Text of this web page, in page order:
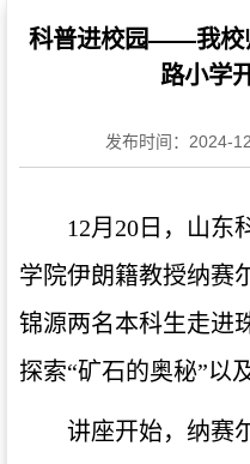
科普进校园——我校
路小学
发布时间：2024-
12月20日，山东
学院伊朗籍教授纳赛
锦源两名本科生走进
探索“矿石的奥秘”以
讲座开始，纳赛